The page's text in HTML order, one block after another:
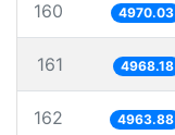
160 4970.03
161 4968.18
162 4963.88